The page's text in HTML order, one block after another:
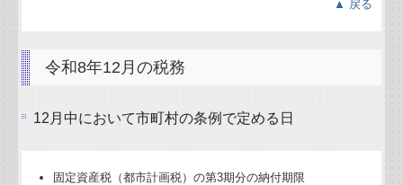
▲ 戻る
令和8年12月の税務
12月中において市町村の条例で定める日
固定資産税（都市計画税）の第3期分の納付期限